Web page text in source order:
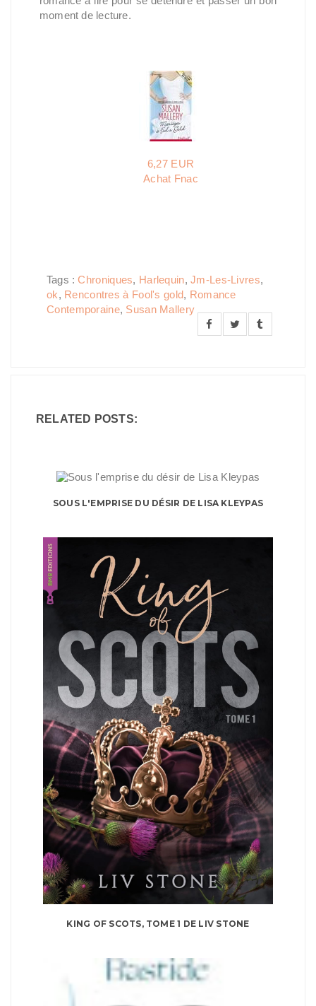
moment de lecture.
6,27 EUR
Achat Fnac
Tags :Chroniques, Harlequin,Jm-Les-Livres,
ok, Rencontres à Fool's gold, Romance
Contemporaine, Susan Mallery
RELATED POSTS:
SOUS L'EMPRISE DU DÉSIR DE LISA KLEYPAS
KING OF SCOTS, TOME 1 DE LIV STONE